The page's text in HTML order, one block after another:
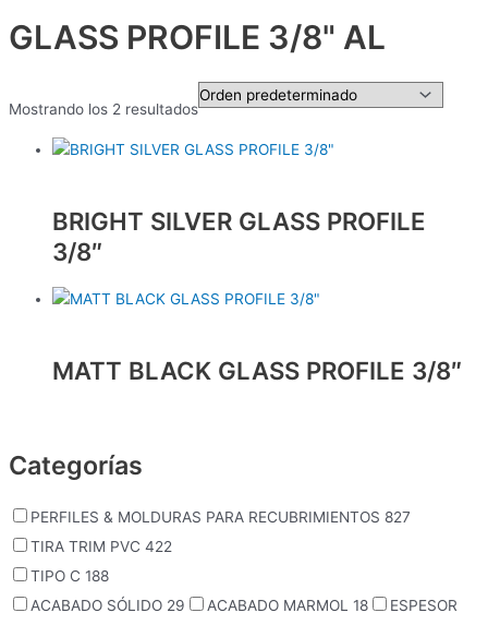
Categorías
PERFILES & MOLDURAS PARA RECUBRIMIENTOS 827
TIRA TRIM PVC 422
TIPO C 188
ACABADO SÓLIDO 29 ACABADO MARMOL 18 ESPESOR
GLASS PROFILE 3/8" AL
Mostrando los 2 resultados
BRIGHT SILVER GLASS PROFILE
3/8″
MATT BLACK GLASS PROFILE 3/8″